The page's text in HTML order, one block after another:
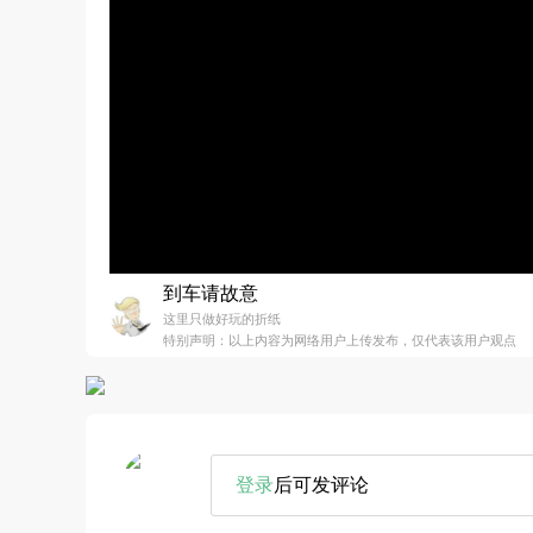
到车请故意
这里只做好玩的折纸
特别声明：以上内容为网络用户上传发布，仅代表该用户观点
登录后可发评论